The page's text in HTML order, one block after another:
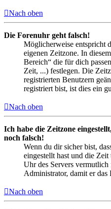
Nach oben
Die Forenuhr geht falsch!
Möglicherweise entspricht
eigenen Zeitzone. In
Bereich“ die für dich
Zeit, ...) festlegen. Die
registrierten Benutzern
registriert bist, ist dies ein
Nach oben
Ich habe die Zeitzone
noch falsch!
Wenn du dir sicher bist,
eingestellt hast und die
Uhr des Servers
Administrator, damit er das
Nach oben